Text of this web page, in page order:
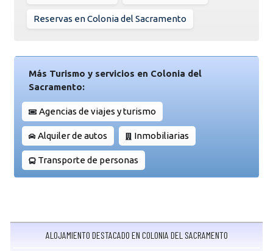
Reservas en Colonia del Sacramento
Más Turismo y servicios en Colonia del
Sacramento:
Agencias de viajes y turismo
Alquiler de autos Inmobiliarias
Transporte de personas
ALOJAMIENTO DESTACADO EN COLONIA DEL SACRAMENTO